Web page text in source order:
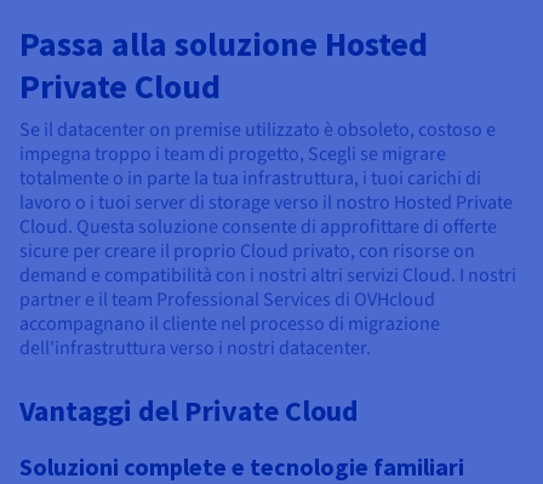
Passa alla soluzione Hosted
Private Cloud
Se il datacenter on premise utilizzato è obsoleto, costoso e
impegna troppo i team di progetto, Scegli se migrare
totalmente o in parte la tua infrastruttura, i tuoi carichi di
lavoro o i tuoi server di storage verso il nostro Hosted Private
Cloud. Questa soluzione consente di approfittare di offerte
sicure per creare il proprio Cloud privato, con risorse on
demand e compatibilità con i nostri altri servizi Cloud. I nostri
partner e il team Professional Services di OVHcloud
accompagnano il cliente nel processo di migrazione
dell'infrastruttura verso i nostri datacenter.
Vantaggi del Private Cloud
Soluzioni complete e tecnologie familiari